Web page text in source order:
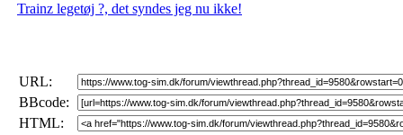
Trainz legetøj ?, det syndes jeg nu ikke!
URL:
BBcode:
HTML: